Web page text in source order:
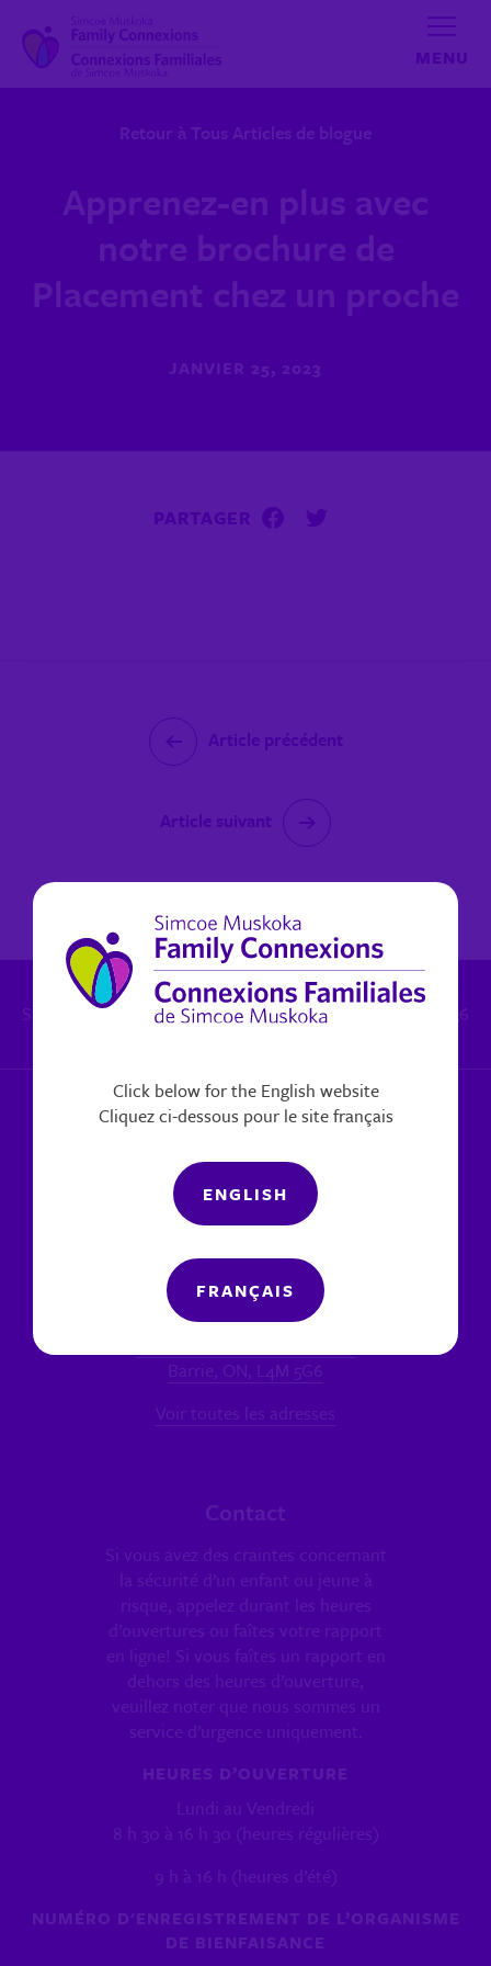
Retour à Tous Articles de blogue
Apprenez-en plus avec
notre brochure de
Placement chez un proche
JANVIER 25, 2023
PARTAGER
Article précédent
Article suivant
Inquiétudes de protection de l'enfance: 1.800.461.4236 -
Santé mentale (non urgent) pour Muskoka: 1.800.461.4236
Nos bureaux
SUCCURSALE PRINCIPALE - BARRIE
Barrie, ON, L4M 5G6
Voir toutes les adresses
Contact
Si vous avez des craintes concernant
la sécurité d’un enfant ou jeune à
risque, appelez durant les heures
d’ouvertures ou faîtes votre rapport
en ligne! Si vous faîtes un rapport en
dehors des heures d’ouverture,
veuillez noter que nous sommes un
service d’urgence uniquement.
HEURES D’OUVERTURE
Lundi au Vendredi
8 h 30 à 16 h 30 (heures régulières)
9 h à 16 h (heures d’été)
NUMÉRO D'ENREGISTREMENT DE L’ORGANISME
DE BIENFAISANCE
Click below for the English website
Cliquez ci-dessous pour le site français
ENGLISH
FRANÇAIS